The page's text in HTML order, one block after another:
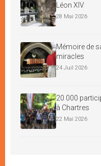
Léon XIV
28 Mai 2026
Mémoire de
miracles
24 Juil 2026
20 000
à Chartres
22 Mai 2026